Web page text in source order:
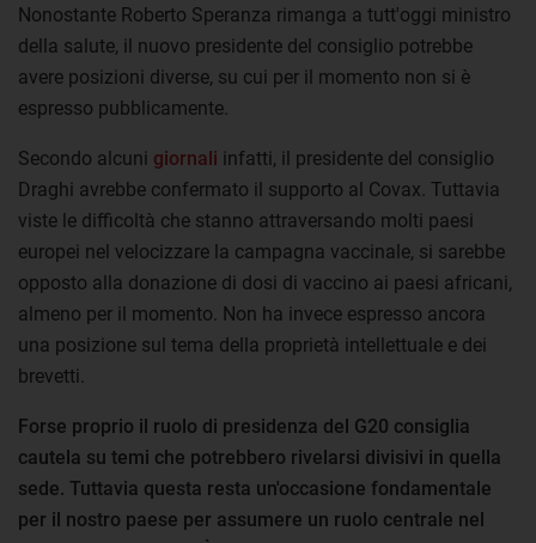
Nonostante Roberto Speranza rimanga a tutt'oggi ministro
della salute, il nuovo presidente del consiglio potrebbe
avere posizioni diverse, su cui per il momento non si è
espresso pubblicamente.
Secondo alcuni giornali infatti, il presidente del consiglio
Draghi avrebbe confermato il supporto al Covax. Tuttavia
viste le difficoltà che stanno attraversando molti paesi
europei nel velocizzare la campagna vaccinale, si sarebbe
opposto alla donazione di dosi di vaccino ai paesi africani,
almeno per il momento. Non ha invece espresso ancora
una posizione sul tema della proprietà intellettuale e dei
brevetti.
Forse proprio il ruolo di presidenza del G20 consiglia
cautela su temi che potrebbero rivelarsi divisivi in quella
sede. Tuttavia questa resta un'occasione fondamentale
per il nostro paese per assumere un ruolo centrale nel